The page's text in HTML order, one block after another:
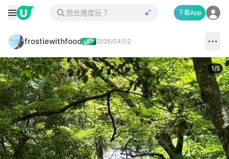
下載App
frostiewithfood 2026/04/02
1/5